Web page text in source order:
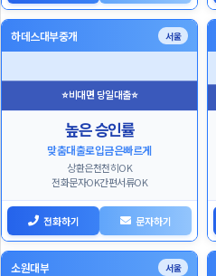
하데스대부중개 서울
⭐비대면 당일대출⭐
높은 승인률
맞춤대출로입금은빠르게
상환은천천히OK
전화문자OK간편서류OK
전화하기 문자하기
소원대부 서울